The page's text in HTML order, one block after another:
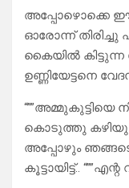
അപ്പോഴൊക്കെ ഈ
ഓരോന്ന് തിരിച്ചു
കൈയിൽ
ഉണ്ണിയേട്ടനെ
“””അമ്മുകുട്ടിയെ
കൊടുത്തു
അപ്പോഴും
കൂട്ടായിട്ട്..